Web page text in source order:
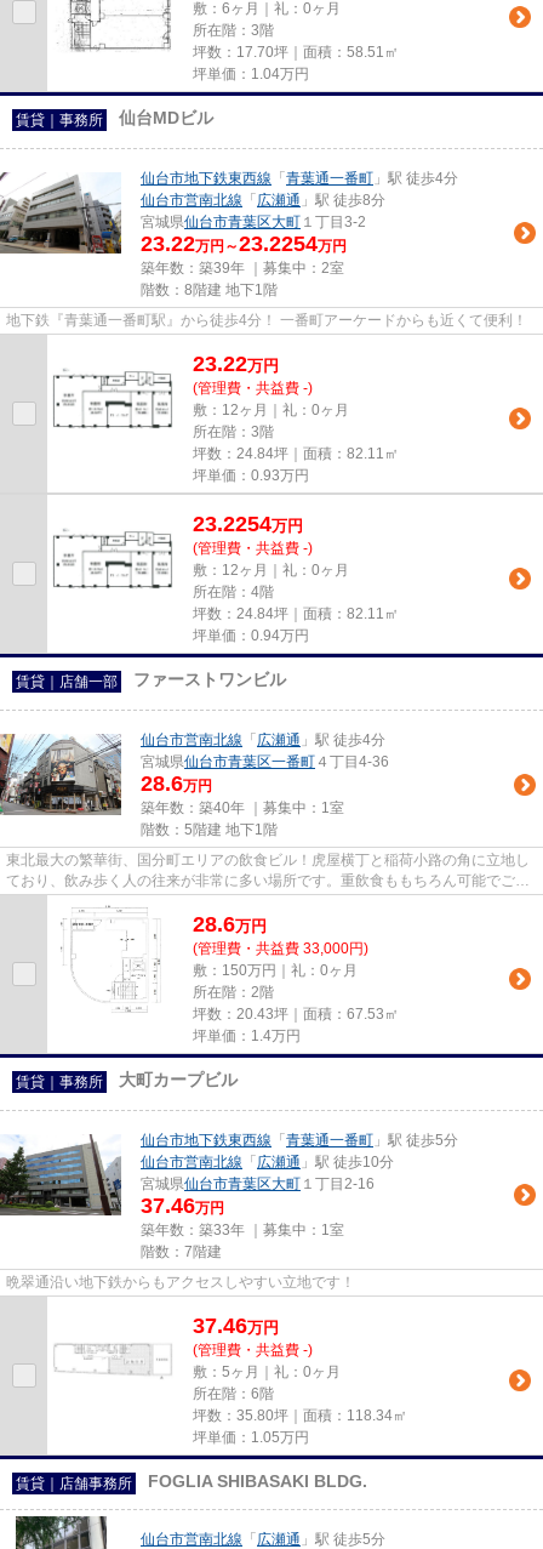
敷：6ヶ月｜礼：0ヶ月
所在階：3階
坪数：17.70坪｜面積：58.51㎡
坪単価： 1.04万円
賃貸｜事務所 仙台MDビル
仙台市地下鉄東西線 「 青葉通一番町 」駅 徒歩4分
仙台市営南北線 「 広瀬通 」駅 徒歩8分
宮城県仙台市青葉区大町 １丁目3-2
23.22万円～23.2254万円
築年数：築39年 ｜募集中： 2室
階数：8階建 地下1階
地下鉄『青葉通一番町駅』から徒歩4分！ 一番町アーケードからも近くて便利！
23.22万円
(管理費・共益費 -)
敷：12ヶ月｜礼：0ヶ月
所在階：3階
坪数：24.84坪｜面積：82.11㎡
坪単価： 0.93万円
23.2254万円
(管理費・共益費 -)
敷：12ヶ月｜礼：0ヶ月
所在階：4階
坪数：24.84坪｜面積：82.11㎡
坪単価： 0.94万円
賃貸｜店舗一部 ファーストワンビル
仙台市営南北線 「 広瀬通 」駅 徒歩4分
宮城県仙台市青葉区一番町 ４丁目4-36
28.6万円
築年数：築40年 ｜募集中： 1室
階数：5階建 地下1階
東北最大の繁華街、国分町エリアの飲食ビル！虎屋横丁と稲荷小路の角に立地し
ており、飲み歩く人の往来が非常に多い場所です。重飲食ももちろん可能でござ
いますので、様々な業態でご...
28.6万円
(管理費・共益費 33,000円)
敷：150万円｜礼：0ヶ月
所在階：2階
坪数：20.43坪｜面積：67.53㎡
坪単価： 1.4万円
賃貸｜事務所 大町カープビル
仙台市地下鉄東西線 「 青葉通一番町 」駅 徒歩5分
仙台市営南北線 「 広瀬通 」駅 徒歩10分
宮城県仙台市青葉区大町 １丁目2-16
37.46万円
築年数：築33年 ｜募集中： 1室
階数：7階建
晩翠通沿い地下鉄からもアクセスしやすい立地です！
37.46万円
(管理費・共益費 -)
敷：5ヶ月｜礼：0ヶ月
所在階：6階
坪数：35.80坪｜面積：118.34㎡
坪単価： 1.05万円
賃貸｜店舗事務所 FOGLIA SHIBASAKI BLDG.
仙台市営南北線 「 広瀬通 」駅 徒歩5分